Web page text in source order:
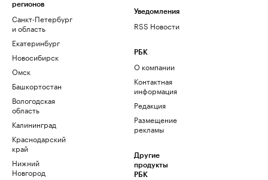
регионов
Санкт-Петербург
и область
Екатеринбург
Новосибирск
Омск
Башкортостан
Вологодская
область
Калининград
Краснодарский
край
Нижний
Новгород
Уведомления
RSS Новости
РБК
О компании
Контактная
информация
Редакция
Размещение
рекламы
Другие
продукты
РБК